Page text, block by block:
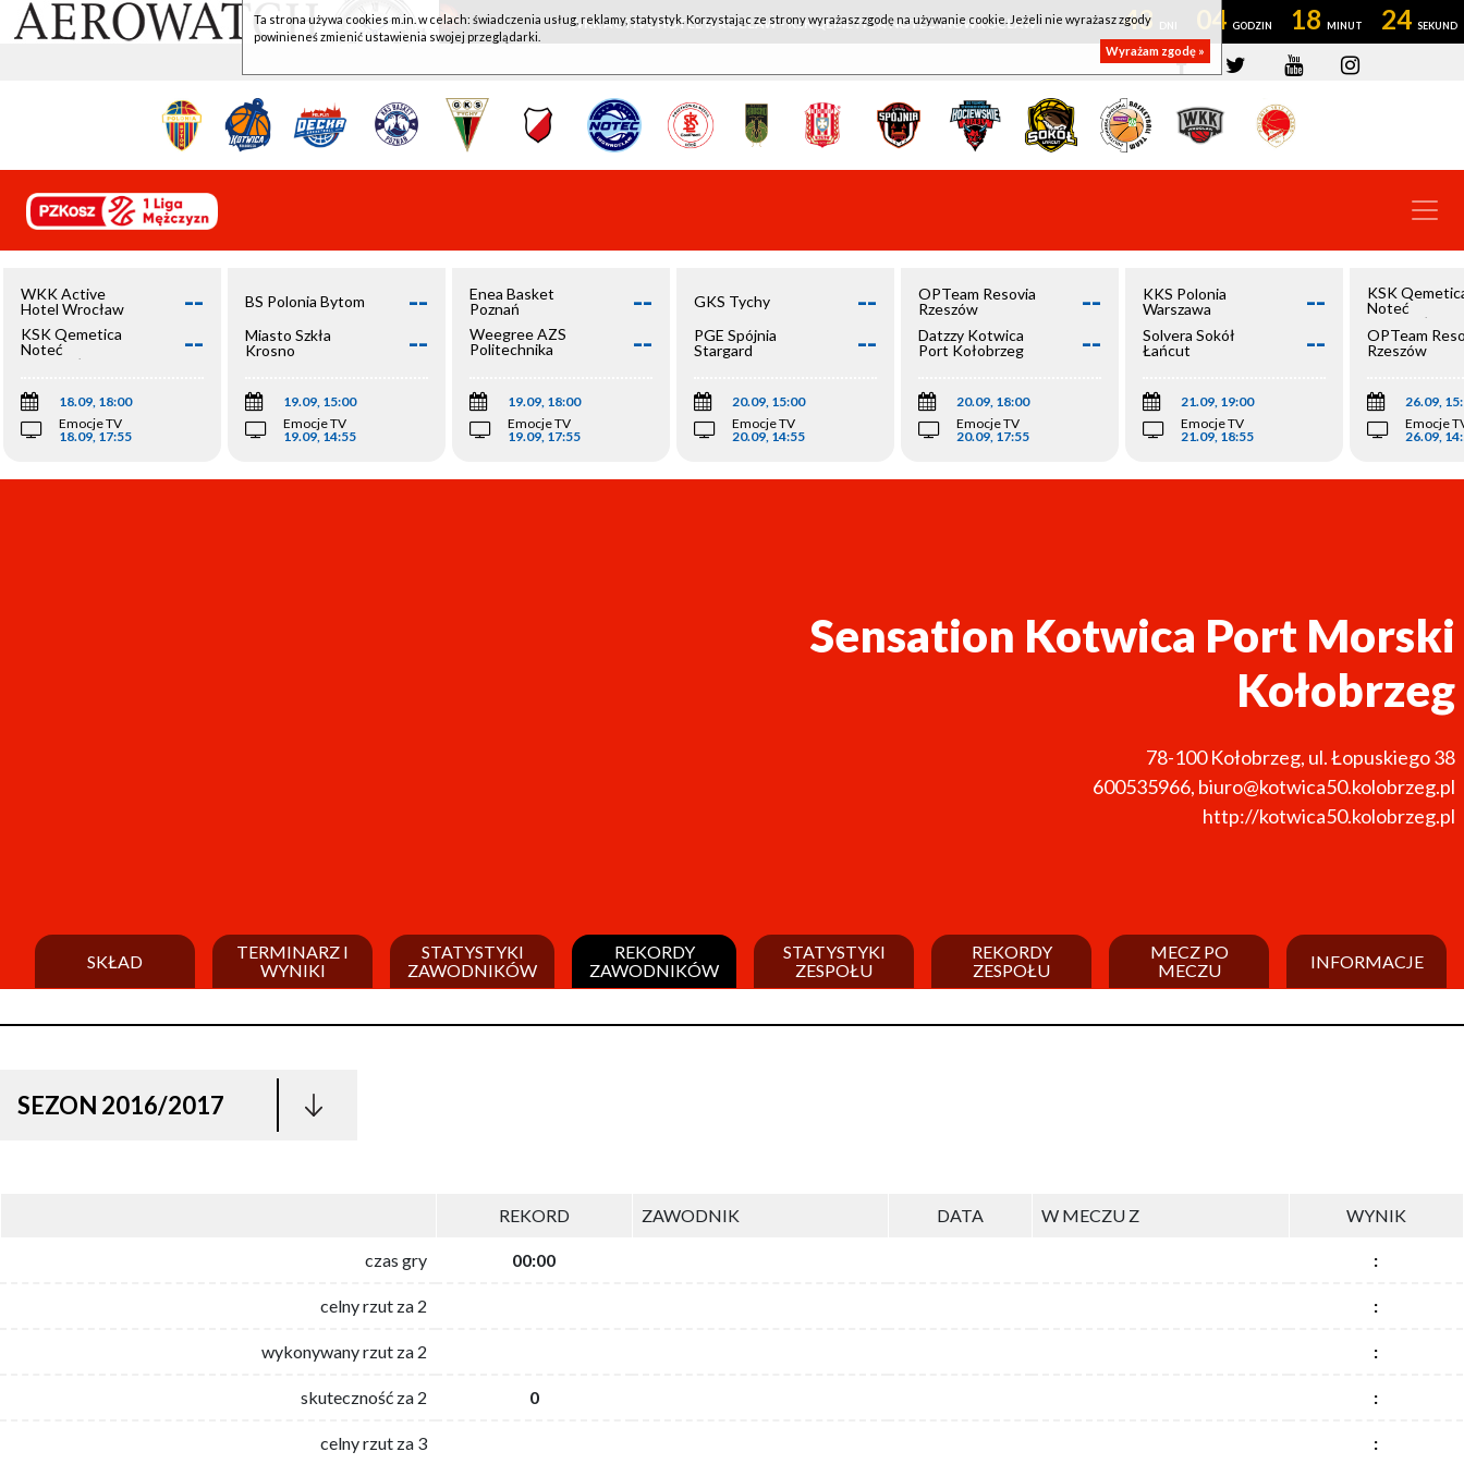
WKK ACTIVE HOTEL WROCŁAW - KSK QEMETICA NOTEĆ INOWROCŁAW 43 04 18 23
WKK Active
Hotel Wrocław
--
KSK Qemetica
Noteć
Inowrocław
--
18.09, 18:00
Emocje TV
18.09, 17:55
BS Polonia Bytom --
Miasto Szkła
Krosno
--
19.09, 15:00
Emocje TV
19.09, 14:55
Enea Basket
Poznań
--
Weegree AZS
Politechnika
--
19.09, 18:00
Emocje TV
19.09, 17:55
GKS Tychy --
PGE Spójnia
Stargard
--
20.09, 15:00
Emocje TV
20.09, 14:55
OPTeam Resovia
Rzeszów
--
Datzzy Kotwica
Port Kołobrzeg
--
20.09, 18:00
Emocje TV
20.09, 17:55
KKS Polonia
Warszawa
--
Solvera Sokół
Łańcut
--
21.09, 19:00
Emocje TV
21.09, 18:55
KSK
Noteć
Inowrocław
OPTeam
Rzeszów
26.09,
Emocje
26.09,
Sensation Kotwica Port Morski
Kołobrzeg
78-100 Kołobrzeg, ul. Łopuskiego 38
600535966, biuro@kotwica50.kolobrzeg.pl
http://kotwica50.kolobrzeg.pl
SKŁAD
TERMINARZ I
WYNIKI
STATYSTYKI
ZAWODNIKÓW
REKORDY
ZAWODNIKÓW
STATYSTYKI
ZESPOŁU
REKORDY
ZESPOŁU
MECZ PO
MECZU
INFORMACJE
SEZON 2016/2017
REKORD ZAWODNIK DATA W MECZU Z WYNIK
czas gry 00:00 :
celny rzut za 2 :
wykonywany rzut za 2 :
skuteczność za 2 0 :
celny rzut za 3 :
Ta strona używa cookies m.in. w celach: świadczenia usług, reklamy, statystyk. Korzystając ze strony wyrażasz zgodę na używanie cookie. Jeżeli nie wyrażasz zgody
powinieneś zmienić ustawienia swojej przeglądarki.
Wyrażam zgodę »